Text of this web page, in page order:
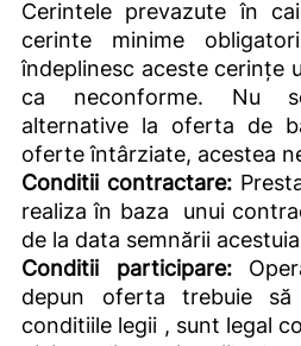
Cerintele prevazute în
cerinte minime
îndeplinesc aceste cerințe
ca neconforme. Nu
alternative la oferta de
oferte întârziate, acestea
Conditii contractare:
realiza în baza unui
de la data semnării
Conditii participare:
depun oferta trebuie
conditiile legii , sunt legal